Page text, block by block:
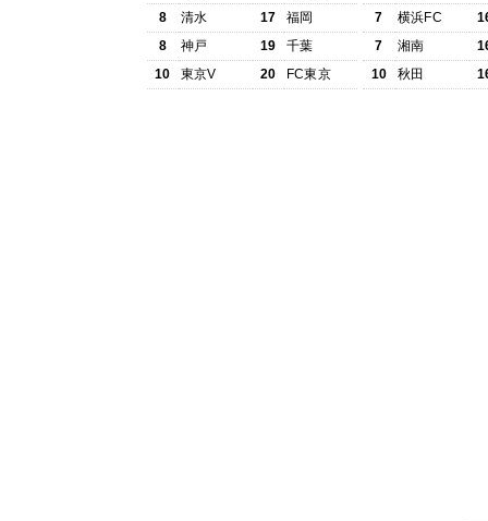
8
清水 17
福岡
8
神戸 19
千葉
10
東京V 20 FC東京
7
横浜FC
7
湘南
10
秋田